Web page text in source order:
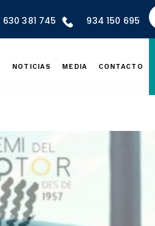
630 381 745 934 150 695
NOTICIAS MEDIA CONTACTO